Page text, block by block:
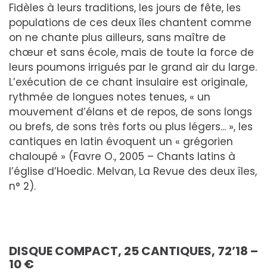
Fidèles à leurs traditions, les jours de fête, les
populations de ces deux îles chantent comme
on ne chante plus ailleurs, sans maître de
chœur et sans école, mais de toute la force de
leurs poumons irrigués par le grand air du large.
L’exécution de ce chant insulaire est originale,
rythmée de longues notes tenues, « un
mouvement d’élans et de repos, de sons longs
ou brefs, de sons très forts ou plus légers... », les
cantiques en latin évoquent un « grégorien
chaloupé » (Favre O., 2005 – Chants latins à
l’église d’Hoedic. Melvan, La Revue des deux îles,
n° 2).
DISQUE COMPACT, 25 CANTIQUES, 72’18 –
10 €